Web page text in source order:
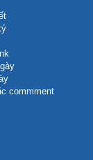
commment